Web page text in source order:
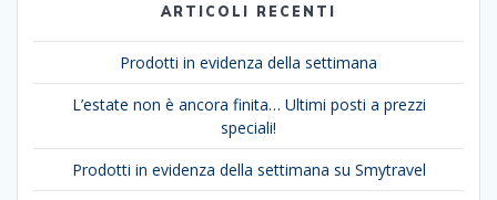
ARTICOLI RECENTI
Prodotti in evidenza della settimana
L’estate non è ancora finita… Ultimi posti a prezzi
speciali!
Prodotti in evidenza della settimana su Smytravel